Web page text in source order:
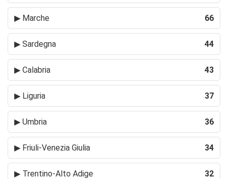
▶ Marche 66
▶ Sardegna 44
▶ Calabria 43
▶ Liguria 37
▶ Umbria 36
▶ Friuli-Venezia Giulia 34
▶ Trentino-Alto Adige 32